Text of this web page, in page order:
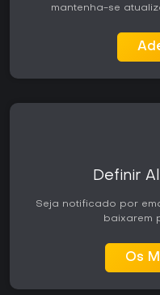
mantenha-se
Definir
Seja notificado por
baixarem
Os